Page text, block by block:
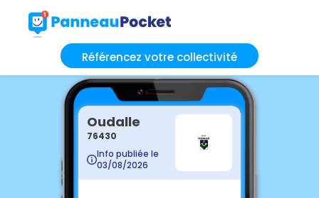
Référencez votre collectivité
Oudalle
76430
Info publiée le
03/08/2026